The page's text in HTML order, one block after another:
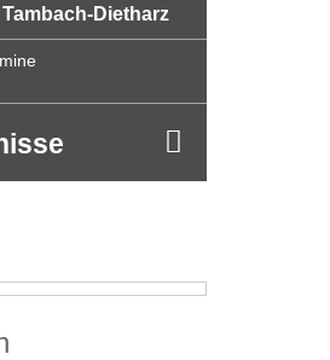
Dietharz